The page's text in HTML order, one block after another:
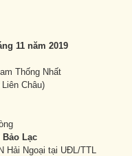
11 năm 2019
Thống Nhất
Châu)
Lạc
Hải Ngoại tại UĐL/TTL